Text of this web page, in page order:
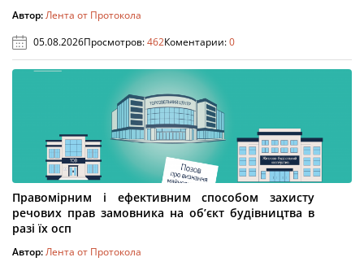
Автор:Лента от Протокола
05.08.2026Просмотров:462Коментарии:0
Правомірним і ефективним способом захисту
речових прав замовника на об’єкт будівництва в
разі їх осп
Автор:Лента от Протокола